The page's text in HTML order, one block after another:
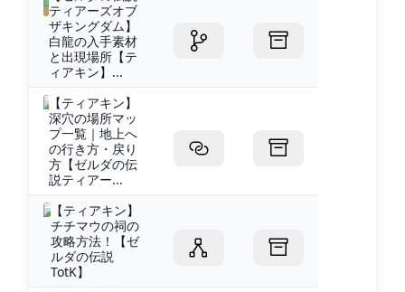
ティアーズオブ
ザキングダム】
白龍の入手素材
と出現場所【テ
ィアキン】...
【ティアキン】
深穴の場所マッ
プ一覧｜地上へ
の行き方・戻り
方【ゼルダの伝
説ティアー...
【ティアキン】
チチマウの祠の
攻略方法！【ゼ
ルダの伝説
TotK】